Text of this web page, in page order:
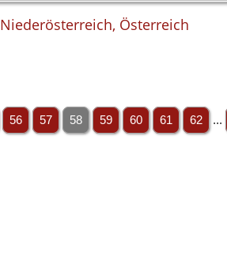
Österreich
56 57 58 59 60 61 62 ...